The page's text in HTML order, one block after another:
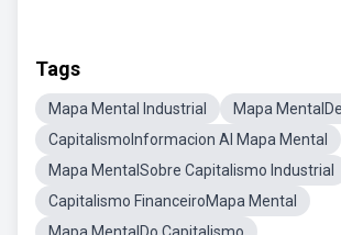
Tags
Mapa Mental Industrial
Mapa
CapitalismoInformacion Al Mapa Mental
Mapa MentalSobre Capitalismo Industrial
Capitalismo FinanceiroMapa Mental